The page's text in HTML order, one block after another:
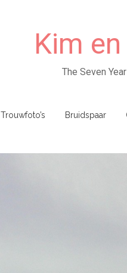
Kim
The Seven
Trouwfoto’s Bruidspaar